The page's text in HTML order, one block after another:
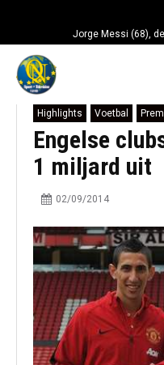
Jorge Messi (68),
Highlights Voetbal
Engelse
1 miljard uit
02/09/2014